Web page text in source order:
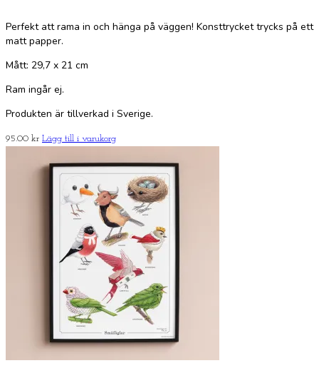
Perfekt att rama in och hänga på väggen! Konsttrycket trycks på ett
matt papper.
Mått: 29,7 x 21 cm
Ram ingår ej.
Produkten är tillverkad i Sverige.
95.00 kr Lägg till i varukorg